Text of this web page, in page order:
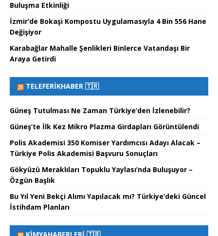
Buluşma Etkinliği
İzmir’de Bokaşi Kompostu Uygulamasıyla 4 Bin 556 Hane
Değişiyor
Karabağlar Mahalle Şenlikleri Binlerce Vatandaşı Bir
Araya Getirdi
TELEFERIKHABER 🇹🇷
Güneş Tutulması Ne Zaman Türkiye’den İzlenebilir?
Güneş’te İlk Kez Mikro Plazma Girdapları Görüntülendi
Polis Akademisi 350 Komiser Yardımcısı Adayı Alacak –
Türkiye Polis Akademisi Başvuru Sonuçları
Gökyüzü Meraklıları Topuklu Yaylası’nda Buluşuyor –
Özgün Başlık
Bu Yıl Yeni Bekçi Alımı Yapılacak mı? Türkiye’deki Güncel
İstihdam Planları